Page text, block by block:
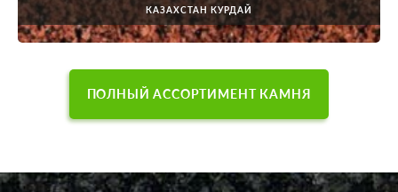
КАЗАХСТАН КУРДАЙ
ПОЛНЫЙ АССОРТИМЕНТ КАМНЯ